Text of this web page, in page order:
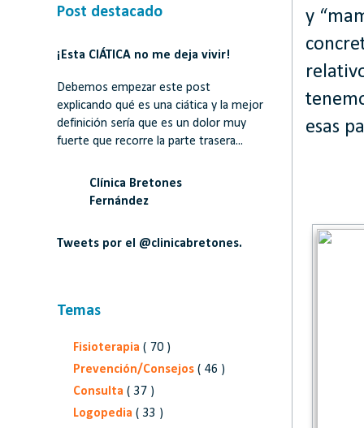
y
esas
Post destacado
¡Esta CIÁTICA no me deja vivir!
Debemos empezar este post
explicando qué es una ciática y la mejor
definición sería que es un dolor muy
fuerte que recorre la parte trasera...
Clínica Bretones
Fernández
Tweets por el @clinicabretones.
Temas
Fisioterapia ( 70 )
Prevención/Consejos ( 46 )
Consulta ( 37 )
Logopedia ( 33 )